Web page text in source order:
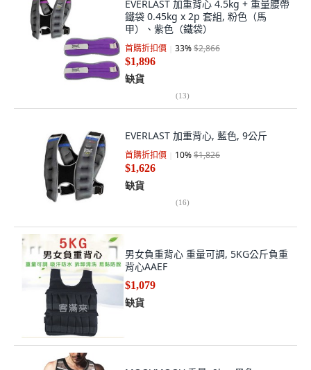
EVERLAST 加重背心 4.5kg + 重量腰帶
鐵袋 0.45kg x 2p 套組, 粉色（馬
甲）、紫色（鐵袋）
首購折扣價 33%$2,866
$1,896
缺貨
(13)
EVERLAST 加重背心, 藍色, 9公斤
首購折扣價 10%$1,826
$1,626
缺貨
(16)
男女負重背心 重量可調, 5KG公斤負重
背心AAEF
$1,079
缺貨